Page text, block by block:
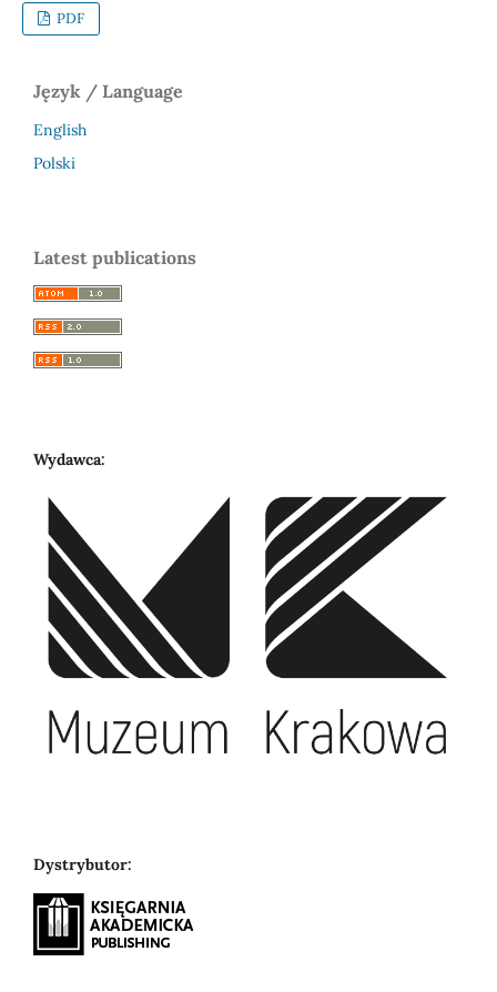
PDF
Język / Language
English
Polski
Latest publications
Wydawca:
Dystrybutor: